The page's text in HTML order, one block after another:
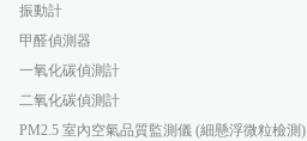
振動計
甲醛偵測器
一氧化碳偵測計
二氧化碳偵測計
PM2.5 室內空氣品質監測儀 (細懸浮微粒檢測)